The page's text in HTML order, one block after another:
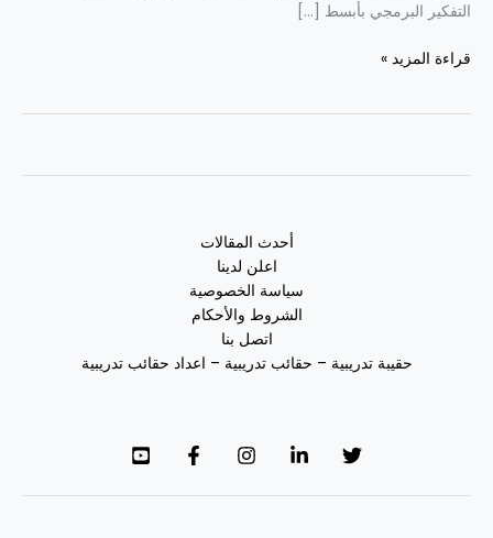
التفكير البرمجي بأبسط […]
قراءة المزيد »
أحدث المقالات
اعلن لدينا
سياسة الخصوصية
الشروط والأحكام
اتصل بنا
حقيبة تدريبية – حقائب تدريبية – اعداد حقائب تدريبية